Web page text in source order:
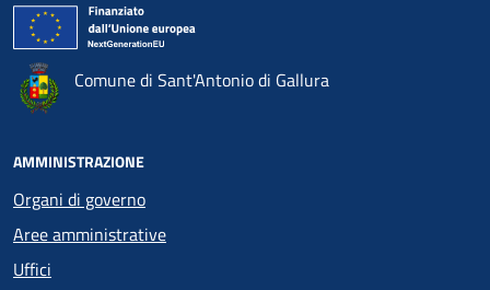
Comune di Sant'Antonio di Gallura
AMMINISTRAZIONE
Organi di governo
Aree amministrative
Uffici